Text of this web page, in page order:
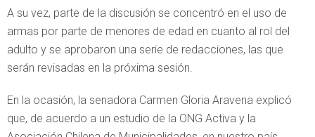
A su vez, parte de la discusión se concentró en el uso de
armas por parte de menores de edad en cuanto al rol del
adulto y se aprobaron una serie de redacciones, las que
serán revisadas en la próxima sesión.
En la ocasión, la senadora Carmen Gloria Aravena explicó
que, de acuerdo a un estudio de la ONG Activa y la